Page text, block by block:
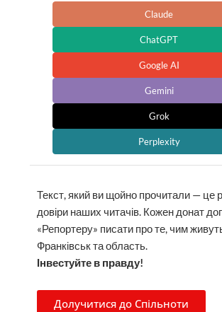
Claude
ChatGPT
Google AI
Gemini
Grok
Perplexity
Текст, який ви щойно прочитали — це
довіри наших читачів. Кожен донат
«Репортеру» писати про те, чим
Франківськ та область.
Інвестуйте в правду!
Долучитися до Спільноти